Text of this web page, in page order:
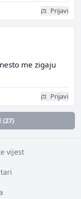
Prijavi
me zigaju
Prijavi
(27)
vijest